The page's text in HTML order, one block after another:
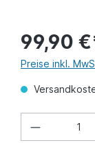
99,90
Preise inkl.